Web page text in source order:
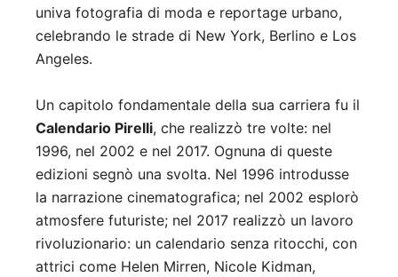
univa fotografia di moda e reportage urbano,
celebrando le strade di New York, Berlino e Los
Angeles.
Un capitolo fondamentale della sua carriera fu il
Calendario Pirelli, che realizzò tre volte: nel
1996, nel 2002 e nel 2017. Ognuna di queste
edizioni segnò una svolta. Nel 1996 introdusse
la narrazione cinematografica; nel 2002 esplorò
atmosfere futuriste; nel 2017 realizzò un lavoro
rivoluzionario: un calendario senza ritocchi, con
attrici come Helen Mirren, Nicole Kidman,